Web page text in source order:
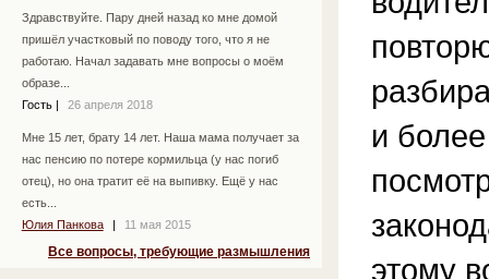
Здравствуйте. Пару дней назад ко мне домой
пришёл участковый по поводу того, что я не
работаю. Начал задавать мне вопросы о моём
образе...
Гость
26 апреля 2018
Мне 15 лет, брату 14 лет. Наша мама получает за
нас пенсию по потере кормильца (у нас погиб
отец), но она тратит её на выпивку. Ещё у нас
есть...
Юлия Панкова
11 мая 2015
Все вопросы, требующие размышления
и
этому